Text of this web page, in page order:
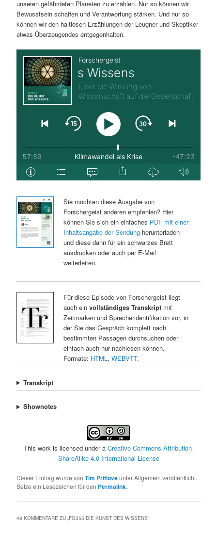
n
g
e
n
unseren gefährdeten Planeten zu erzählen. Nur so können wir
Bewusstsein schaffen und Verantwortung stärken. Und nur so
können wir den haltlosen Erzählungen der Leugner und Skeptiker
etwas Überzeugendes entgegenhalten.
Sie möchten diese Ausgabe von
Forschergeist anderen empfehlen? Hier
können Sie sich ein einfaches PDF mit einer
Inhaltsangabe der Sendungherunterladen
und diese dann für ein schwarzes Brett
ausdrucken oder auch per E-Mail
weiterleiten.
Für diese Episode von Forschergeist liegt
auch ein vollständiges Transkriptmit
Zeitmarken und Sprecheridentifikation vor, in
der Sie das Gespräch komplett nach
bestimmten Passagen durchsuchen oder
einfach auch nur nachlesen können.
Formate: HTML, WEBVTT.
Transkript
Shownotes
This work is licensed under a Creative Commons Attribution-
ShareAlike 4.0 International License
Dieser Eintrag wurde vonTim Pritloveunter Allgemein veröffentlicht.
Setze ein Lesezeichen für den Permalink.
48 KOMMENTARE ZU „FG055 DIE KUNST DES WISSENS“